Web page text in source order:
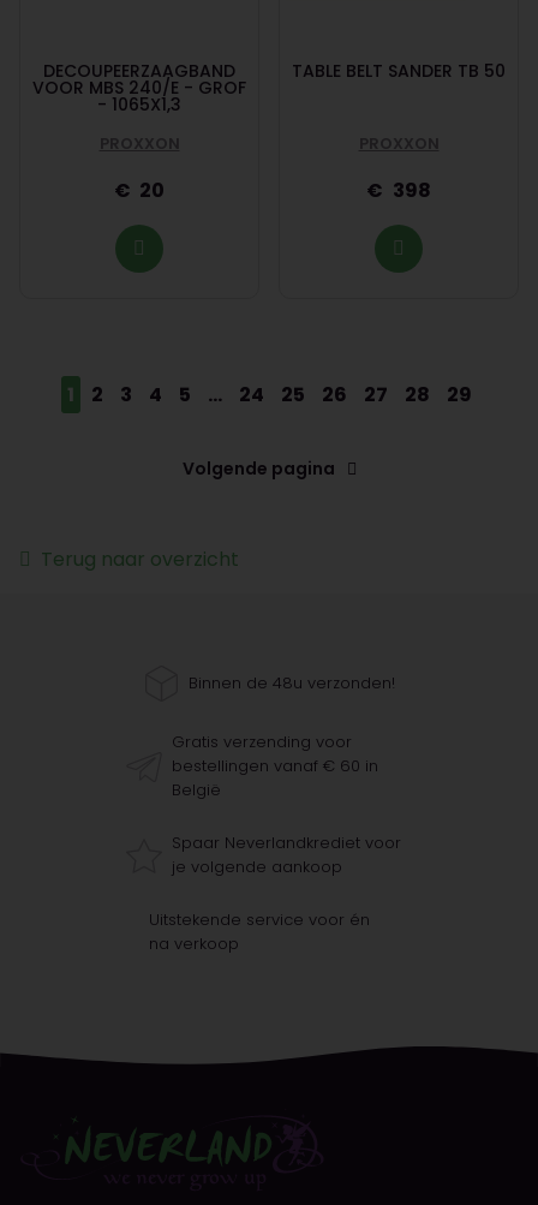
DECOUPEERZAAGBAND
VOOR MBS 240/E - GROF
- 1065X1,3
PROXXON
20
TABLE BELT SANDER TB 50
PROXXON
398
1 2 3 4 5 ... 24 25 26 27 28 29
Volgende pagina
Terug naar overzicht
Binnen de 48u verzonden!
Gratis verzending voor
bestellingen vanaf € 60 in
België
Spaar Neverlandkrediet voor
je volgende aankoop
Uitstekende service voor én
na verkoop